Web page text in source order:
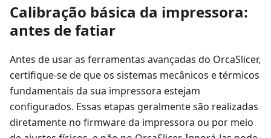
Calibração básica da impressora:
antes de fatiar
Antes de usar as ferramentas avançadas do OrcaSlicer,
certifique-se de que os sistemas mecânicos e térmicos
fundamentais da sua impressora estejam
configurados. Essas etapas geralmente são realizadas
diretamente no firmware da impressora ou por meio